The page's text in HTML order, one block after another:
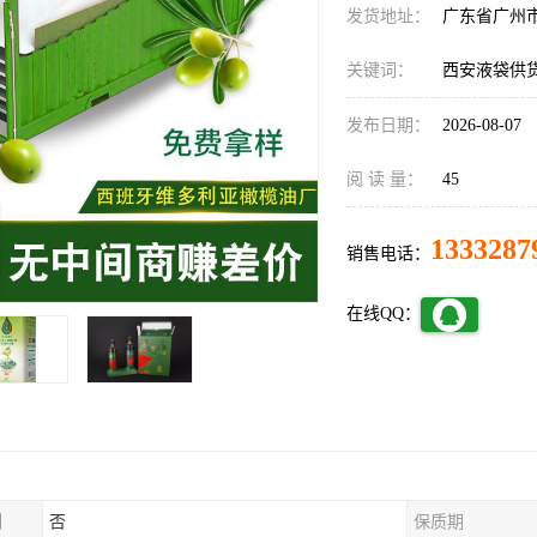
发货地址： 广东省广州
关键词： 西安液袋供
发布日期： 2026-08-07
阅 读 量： 45
销售电话：
在线QQ：
否 保质期